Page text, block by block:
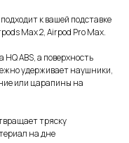
к вашей подставке
Max 2, Airpod Pro Max.
ABS, а поверхность
удерживает наушники,
или царапины на
тряску
на дне